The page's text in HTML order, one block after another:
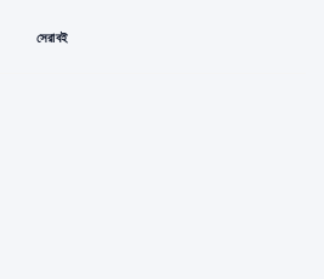
সেরা বই